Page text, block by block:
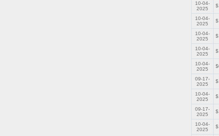
10-04-
2025
10-04-
2025
10-04-
2025
10-04-
2025
10-04-
2025
09-17-
2025
10-04-
2025
09-17-
2025
10-04-
2025